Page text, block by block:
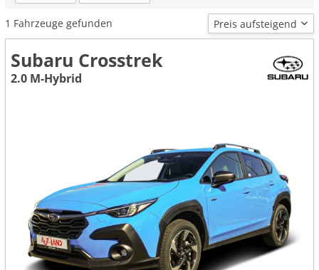
1 Fahrzeuge gefunden
Subaru Crosstrek
2.0 M-Hybrid